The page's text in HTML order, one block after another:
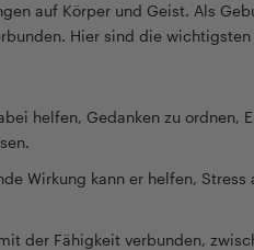
auf Körper und Geist. Als
Hier sind die
helfen, Gedanken zu ordnen,
Wirkung kann er helfen, Stress
der Fähigkeit verbunden,